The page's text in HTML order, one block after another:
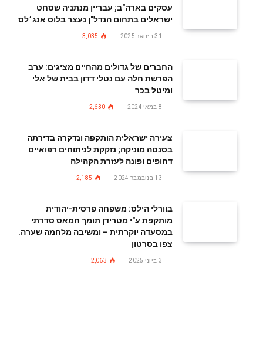
עסקים בארה"ב; עבריין מנתניה שסחט
ישראלים בתחום הנדל"ן נעצר בלוס אנג׳לס
31 בינואר 2025 3,035
החברים של גדולים מהחיים מציגים: ערב
הפרשת חלה עם נטלי דדון בבית של אלי
ומיטל בכר
8 במאי 2024 2,630
צעירה ישראלית הותקפה ונדקרה בדירתה
בסנטה מוניקה; נזקקת לניתוחים רפואיים
דחופים ופונה לעזרת הקהילה
13 בנובמבר 2024 2,185
בוורלי הילס: משפחה פרסית-יהודית
מותקפת ע"י מטרידן תומך חמאס סדרתי
במסעדה יוקרתית – ומשיבה מלחמה שערה.
צפו בסרטון
3 ביוני 2025 2,063